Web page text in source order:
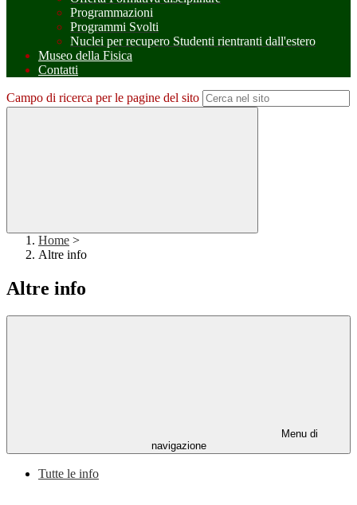
Programmazioni
Programmi Svolti
Nuclei per recupero Studenti rientranti dall'estero
Museo della Fisica
Contatti
Campo di ricerca per le pagine del sito
Home >
Altre info
Altre info
Menu di
navigazione
Tutte le info